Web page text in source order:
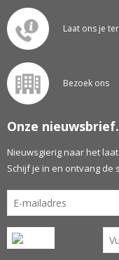
Laat ons je
Bezoek ons
Onze nieuwsbrief.
Nieuwsgierig naar het
Schijf je in en ontvang de